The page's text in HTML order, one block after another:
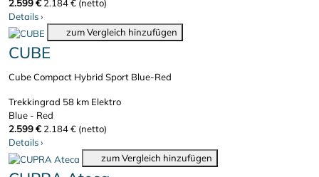
2.599 € 2.184 € (netto)
Details›
zum Vergleich hinzufügen
CUBE
Cube Compact Hybrid Sport Blue-Red
Trekkingrad 58 km Elektro
Blue - Red
2.599 € 2.184 € (netto)
Details›
zum Vergleich hinzufügen